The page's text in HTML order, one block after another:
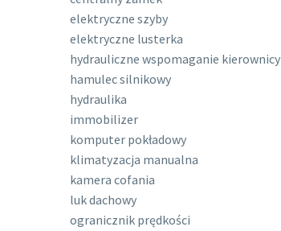
elektryczne szyby
elektryczne lusterka
hydrauliczne wspomaganie kierownicy
hamulec silnikowy
hydraulika
immobilizer
komputer pokładowy
klimatyzacja manualna
kamera cofania
luk dachowy
ogranicznik prędkości